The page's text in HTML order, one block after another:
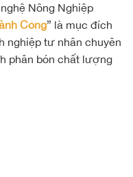
Nông Nghiệp
Công” là mục đích
nghiệp tư nhân chuyên
phân bón chất lượng